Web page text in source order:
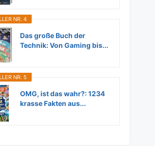
NR. 4
Das große Buch der
Technik: Von Gaming bis...
NR. 5
OMG, ist das wahr?: 1234
krasse Fakten aus...